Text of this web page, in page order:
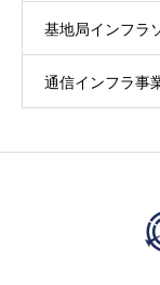
基地局インフラ
通信インフラ事